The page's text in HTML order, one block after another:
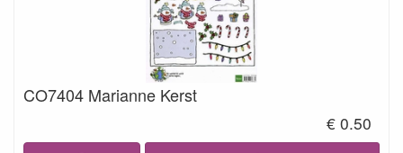
CO7404 Marianne Kerst
€ 0.50